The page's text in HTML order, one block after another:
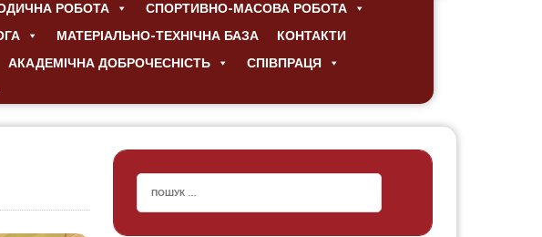
РОБОТА
СПОРТИВНО-МАСОВА РОБОТА
МАТЕРІАЛЬНО-ТЕХНІЧНА БАЗА
КОНТАКТИ
АКАДЕМІЧНА ДОБРОЧЕСНІСТЬ
СПІВПРАЦЯ